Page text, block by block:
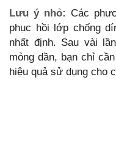
Lưu ý nhỏ: Các
phục hồi lớp chống
nhất định. Sau vài
mỏng dần, bạn chỉ
hiệu quả sử dụng cho